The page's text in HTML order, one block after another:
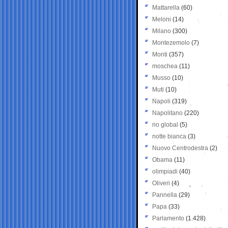
Mattarella (60)
Meloni (14)
Milano (300)
Montezemolo (7)
Monti (357)
moschea (11)
Musso (10)
Muti (10)
Napoli (319)
Napolitano (220)
no global (5)
notte bianca (3)
Nuovo Centrodestra (2)
Obama (11)
olimpiadi (40)
Oliveri (4)
Pannella (29)
Papa (33)
Parlamento (1.428)